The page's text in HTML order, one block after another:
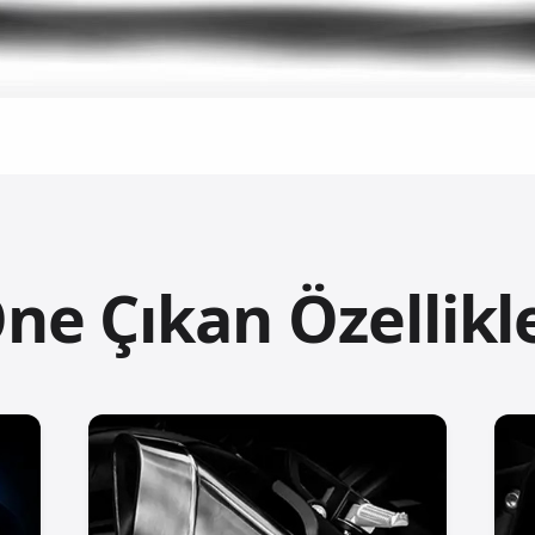
Çıkan